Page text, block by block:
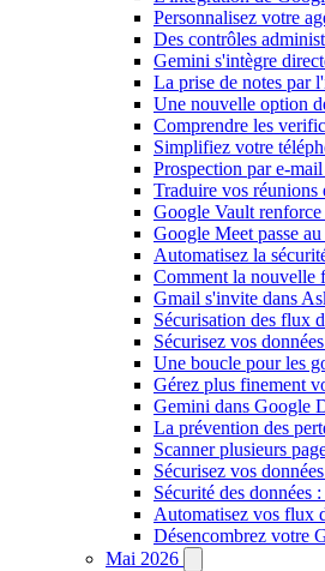
Personnalisez votre
Des contrôles
Gemini s'intègre
La prise de notes par
Une nouvelle option
Comprendre les
Simplifiez votre
Prospection par e-
Traduire vos réunions
Google Vault
Google Meet passe
Automatisez la
Comment la nouvelle
Gmail s'invite dans
Sécurisation des flux
Sécurisez vos
Une boucle pour les
Gérez plus finement
Gemini dans Google
La prévention des
Scanner plusieurs
Sécurisez vos
Sécurité des données
Automatisez vos flux
Désencombrez votre
Mai 2026